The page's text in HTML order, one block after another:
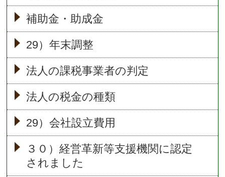
補助金・助成金
29）年末調整
法人の課税事業者の判定
法人の税金の種類
29）会社設立費用
３０）経営革新等支援機関に認定
されました